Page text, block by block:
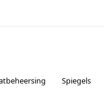
Spiegels